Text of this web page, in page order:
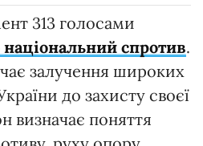
313 голосами
спротив.
залучення широких
до захисту своєї
визначає поняття